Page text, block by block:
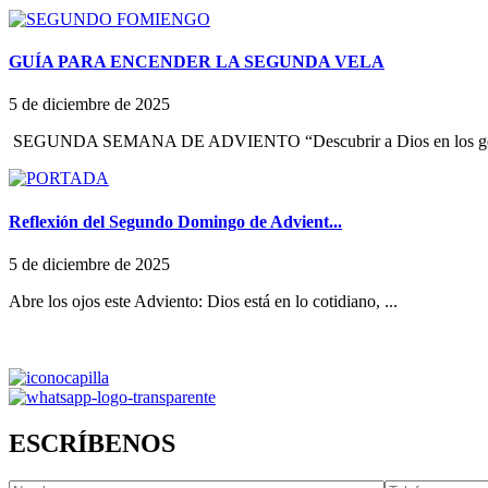
GUÍA PARA ENCENDER LA SEGUNDA VELA
5 de diciembre de 2025
SEGUNDA SEMANA DE ADVIENTO “Descubrir a Dios en los
Reflexión del Segundo Domingo de Advient...
5 de diciembre de 2025
Abre los ojos este Adviento: Dios está en lo cotidiano, ...
ESCRÍBENOS